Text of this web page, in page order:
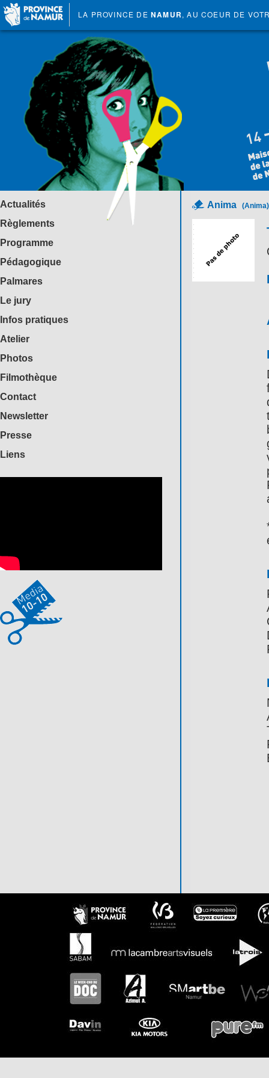
LA PROVINCE DE NAMUR, AU COEUR DE
Actualités
Règlements
Programme
Pédagogique
Palmares
Le jury
Infos pratiques
Atelier
Photos
Filmothèque
Contact
Newsletter
Presse
Liens
Anima (Anima)